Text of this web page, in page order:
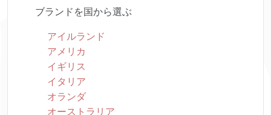
ブランドを国から選ぶ
アイルランド
アメリカ
イギリス
イタリア
オランダ
オーストラリア